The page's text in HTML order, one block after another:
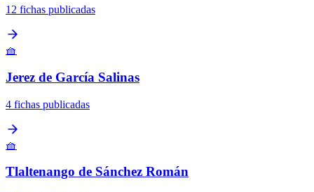
12 fichas publicadas
🧺
Jerez de García Salinas
4 fichas publicadas
🧺
Tlaltenango de Sánchez Román